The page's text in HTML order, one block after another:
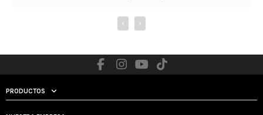
‹ ›
PRODUCTOS